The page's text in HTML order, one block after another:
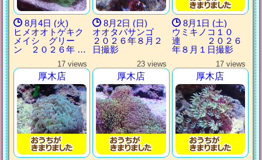
8月4日 (火)
ヒメオオトゲキク
メイシ グリー
ン ２０２６年 …
8月2日 (日)
オオタバサンゴ
２０２６年８月２
日撮影
8月1日 (土)
ウミキノコ１０
連 ２０２６
年８月１日撮影
17 views
厚木店
23 views
厚木店
17 views
厚木店